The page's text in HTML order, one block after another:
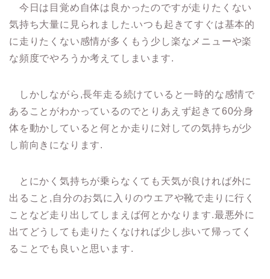
今日は目覚め自体は良かったのですが走りたくない
気持ち大量に見られました.いつも起きてすぐは基本的
に走りたくない感情が多くもう少し楽なメニューや楽
な頻度でやろうか考えてしまいます.
しかしながら,長年走る続けていると一時的な感情で
あることがわかっているのでとりあえず起きて60分身
体を動かしていると何とか走りに対しての気持ちが少
し前向きになります.
とにかく気持ちが乗らなくても天気が良ければ外に
出ること,自分のお気に入りのウエアや靴で走りに行く
ことなど走り出してしまえば何とかなります.最悪外に
出てどうしても走りたくなければ少し歩いて帰ってく
ることでも良いと思います.